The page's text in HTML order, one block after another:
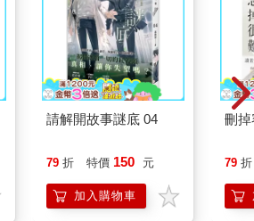
請解開故事謎底 04
79 折 特價 150 元
加入購物車
刪
79 折